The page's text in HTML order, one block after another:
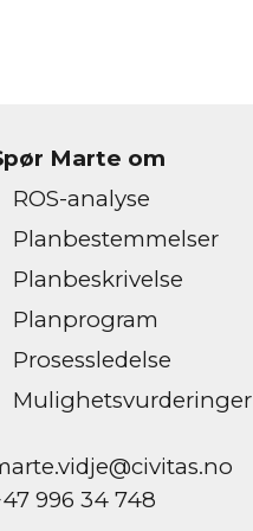
Marte om
ROS-analyse
Planbestemmelser
Planbeskrivelse
Planprogram
Prosessledelse
Mulighetsvurderinger
996 34 748